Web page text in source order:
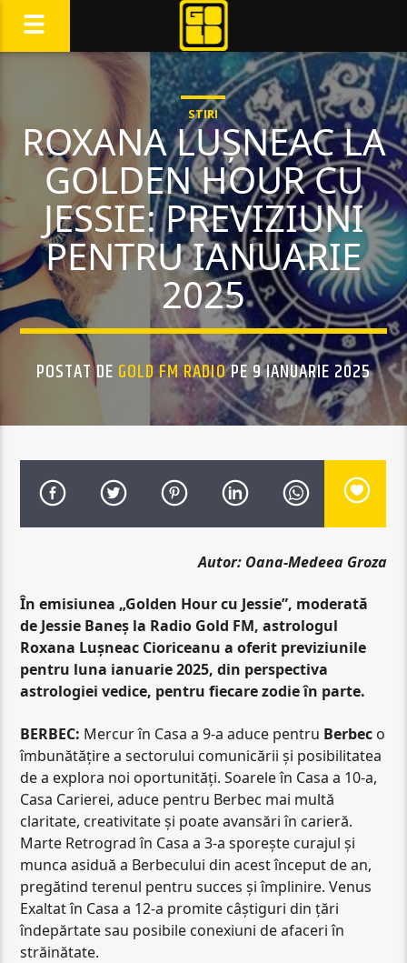
STIRI
ROXANA LUȘNEAC LA
GOLDEN HOUR CU
JESSIE: PREVIZIUNI
PENTRU IANUARIE
2025
POSTAT DE GOLD FM RADIOPE 9 IANUARIE 2025
Autor: Oana-Medeea Groza
În emisiunea „Golden Hour cu Jessie”, moderată
de Jessie Baneș la Radio Gold FM, astrologul
Roxana Lușneac Cioriceanu a oferit previziunile
pentru luna ianuarie 2025, din perspectiva
astrologiei vedice, pentru fiecare zodie în parte.
BERBEC: Mercur în Casa a 9-a aduce pentru Berbec o
îmbunătățire a sectorului comunicării și posibilitatea
de a explora noi oportunități. Soarele în Casa a 10-a,
Casa Carierei, aduce pentru Berbec mai multă
claritate, creativitate și poate avansări în carieră.
Marte Retrograd în Casa a 3-a sporește curajul și
munca asiduă a Berbecului din acest început de an,
pregătind terenul pentru succes și împlinire. Venus
Exaltat în Casa a 12-a promite câștiguri din țări
îndepărtate sau posibile conexiuni de afaceri în
străinătate.